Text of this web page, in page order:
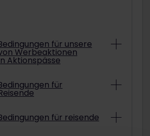
für unsere
Werbeaktionen
Aktionspässe
den konkreten
können Interrail-Pässe aus
umgetauscht werden.
darüber, ob der gekaufte
für
ermäßigten Jugendpass
du am ausgewählten
für reisende